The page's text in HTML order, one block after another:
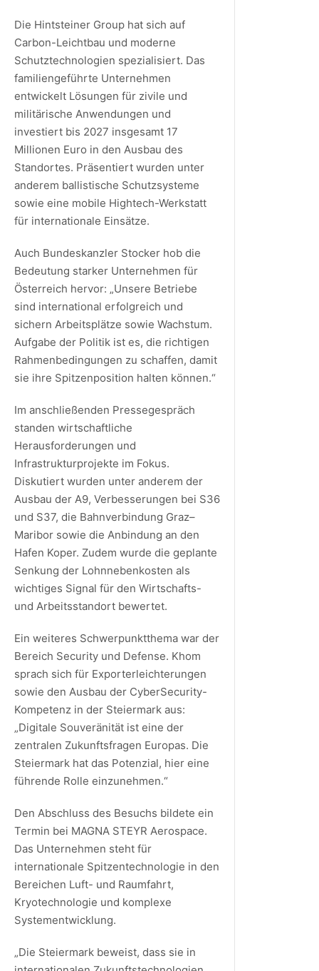
Die Hintsteiner Group hat sich auf
Carbon-Leichtbau und moderne
Schutztechnologien spezialisiert. Das
familiengeführte Unternehmen
entwickelt Lösungen für zivile und
militärische Anwendungen und
investiert bis 2027 insgesamt 17
Millionen Euro in den Ausbau des
Standortes. Präsentiert wurden unter
anderem ballistische Schutzsysteme
sowie eine mobile Hightech-Werkstatt
für internationale Einsätze.
Auch Bundeskanzler Stocker hob die
Bedeutung starker Unternehmen für
Österreich hervor: „Unsere Betriebe
sind international erfolgreich und
sichern Arbeitsplätze sowie Wachstum.
Aufgabe der Politik ist es, die richtigen
Rahmenbedingungen zu schaffen, damit
sie ihre Spitzenposition halten können.“
Im anschließenden Pressegespräch
standen wirtschaftliche
Herausforderungen und
Infrastrukturprojekte im Fokus.
Diskutiert wurden unter anderem der
Ausbau der A9, Verbesserungen bei S36
und S37, die Bahnverbindung Graz–
Maribor sowie die Anbindung an den
Hafen Koper. Zudem wurde die geplante
Senkung der Lohnnebenkosten als
wichtiges Signal für den Wirtschafts-
und Arbeitsstandort bewertet.
Ein weiteres Schwerpunktthema war der
Bereich Security und Defense. Khom
sprach sich für Exporterleichterungen
sowie den Ausbau der CyberSecurity-
Kompetenz in der Steiermark aus:
„Digitale Souveränität ist eine der
zentralen Zukunftsfragen Europas. Die
Steiermark hat das Potenzial, hier eine
führende Rolle einzunehmen.“
Den Abschluss des Besuchs bildete ein
Termin bei MAGNA STEYR Aerospace.
Das Unternehmen steht für
internationale Spitzentechnologie in den
Bereichen Luft- und Raumfahrt,
Kryotechnologie und komplexe
Systementwicklung.
„Die Steiermark beweist, dass sie in